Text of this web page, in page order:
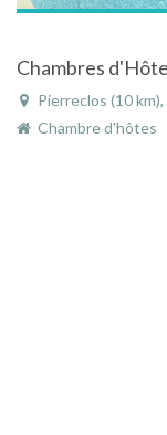
Chambres
Pierreclos (10 km),
Chambre d'hôtes